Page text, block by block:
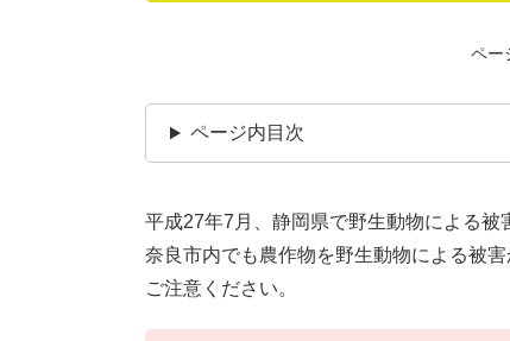
ペー
ページ内目次
平成27年7月、静岡県で野生動物による被
奈良市内でも農作物を野生動物による被
ご注意ください。